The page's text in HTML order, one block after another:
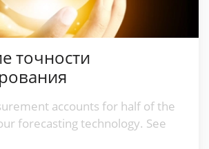
accounts for half of the
forecasting technology. See